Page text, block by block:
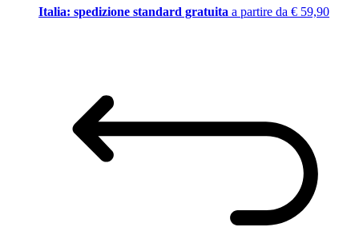
Italia: spedizione standard gratuita a partire da € 59,90